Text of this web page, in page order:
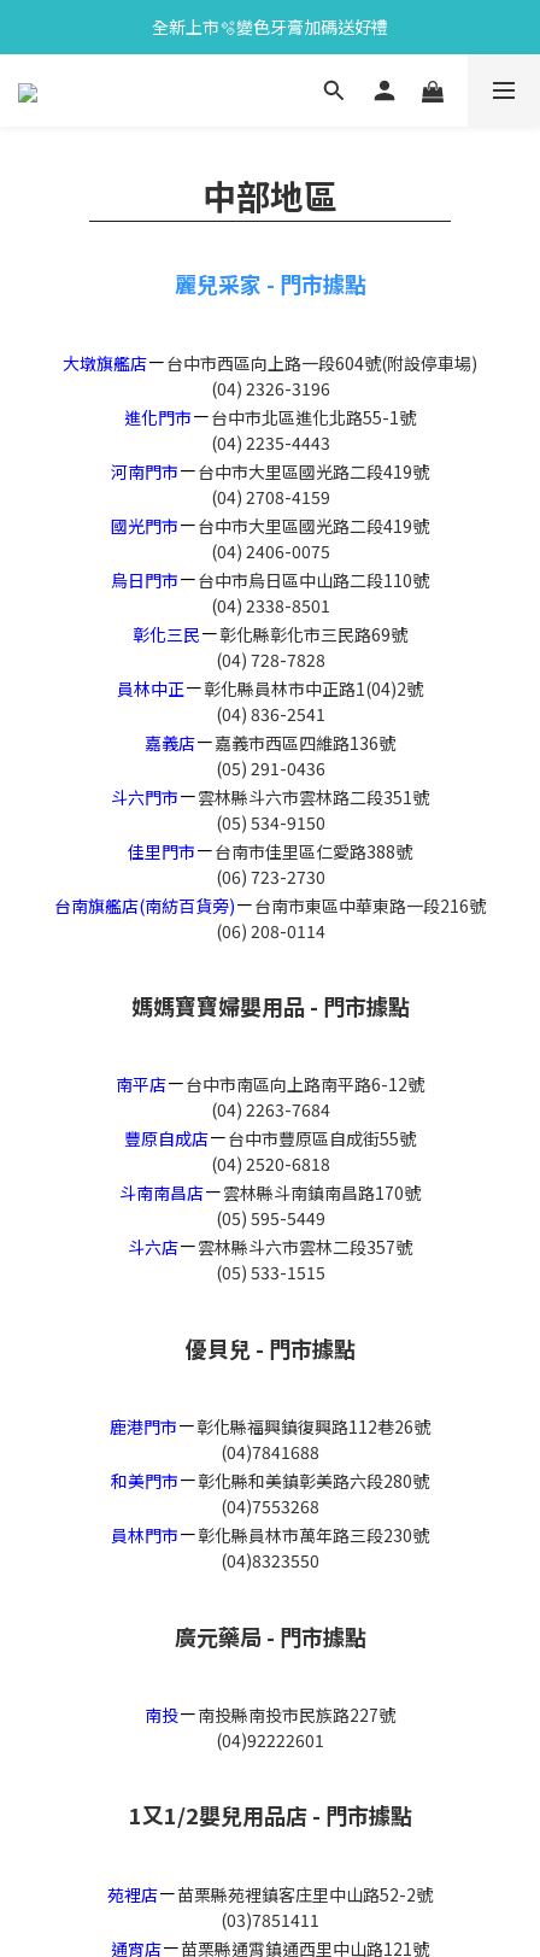
會員限定🎁點數兌換好禮
全新上市🫧變色牙膏加碼送好禮
會員限定🎁點數兌換好禮
中部地區
麗兒采家 - 門市據點
大墩旗艦店－台中市西區向上路一段604號(附設停車場)
(04) 2326-3196
進化門市－台中市北區進化北路55-1號
(04) 2235-4443
河南門市－台中市大里區國光路二段419號
(04) 2708-4159
國光門市－台中市大里區國光路二段419號
(04) 2406-0075
烏日門市－台中市烏日區中山路二段110號
(04) 2338-8501
彰化三民－彰化縣彰化市三民路69號
(04) 728-7828
員林中正－彰化縣員林市中正路1(04)2號
(04) 836-2541
嘉義店－嘉義市西區四維路136號
(05) 291-0436
斗六門市－雲林縣斗六市雲林路二段351號
(05) 534-9150
佳里門市－台南市佳里區仁愛路388號
(06) 723-2730
台南旗艦店(南紡百貨旁)－台南市東區中華東路一段216號
(06) 208-0114
媽媽寶寶婦嬰用品 - 門市據點
南平店－台中市南區向上路南平路6-12號
(04) 2263-7684
豐原自成店－台中市豐原區自成街55號
(04) 2520-6818
斗南南昌店－雲林縣斗南鎮南昌路170號
(05) 595-5449
斗六店－雲林縣斗六市雲林二段357號
(05) 533-1515
優貝兒 - 門市據點
鹿港門市－彰化縣福興鎮復興路112巷26號
(04)7841688
和美門市－彰化縣和美鎮彰美路六段280號
(04)7553268
員林門市－彰化縣員林市萬年路三段230號
(04)8323550
廣元藥局 - 門市據點
南投－南投縣南投市民族路227號
(04)92222601
1又1/2嬰兒用品店 - 門市據點
苑裡店－苗栗縣苑裡鎮客庄里中山路52-2號
(03)7851411
通宵店－苗栗縣通霄鎮通西里中山路121號